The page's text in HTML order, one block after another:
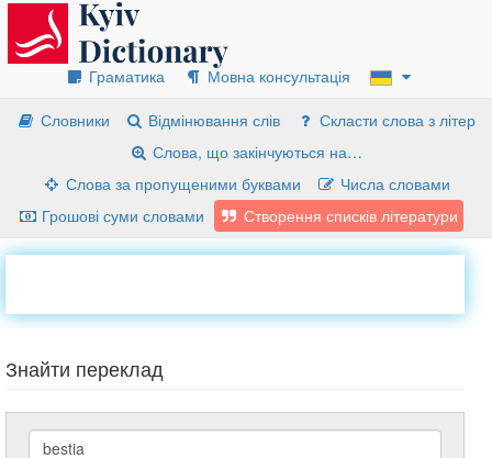
Граматика
Мовна консультація
Словники
Відмінювання слів
Скласти слова з літер
Слова, що закінчуються на…
Слова за пропущеними буквами
Числа словами
Грошові суми словами
Створення списків літератури
Знайти переклад